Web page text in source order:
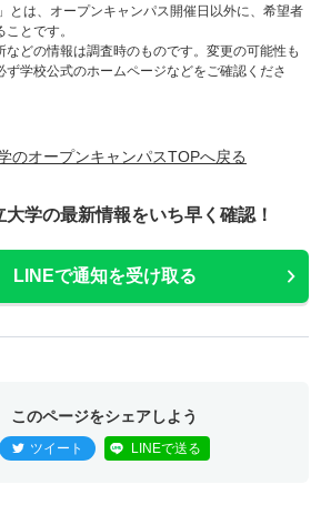
とは、オープンキャンパス開催日以外に、希望者
とです。
どの情報は調査時のものです。変更の可能性も
ず学校公式のホームページなどをご確認くださ
のオープンキャンパスTOPへ戻る
大学の最新情報をいち早く確認！
LINEで通知を受け取る
このページをシェアしよう
ツイート LINEで送る